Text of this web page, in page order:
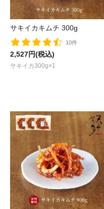
サキイカキムチ 300g
10件
2,527円(税込)
サキイカ300g×1